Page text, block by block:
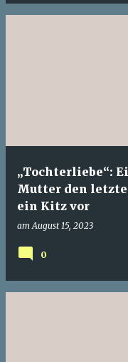
„Tochterliebe“:
Mutter den
ein Kitz vor
amAugust 15, 2023
0